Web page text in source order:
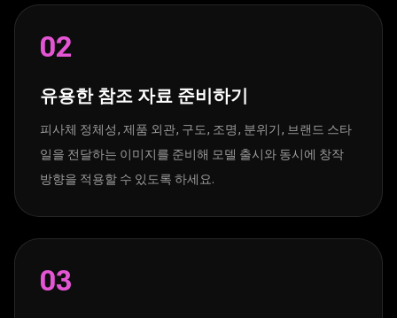
02
유용한 참조 자료 준비하기
피사체 정체성, 제품 외관, 구도, 조명, 분위기, 브랜드 스타
일을 전달하는 이미지를 준비해 모델 출시와 동시에 창작
방향을 적용할 수 있도록 하세요.
03